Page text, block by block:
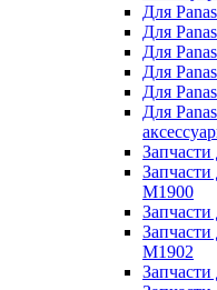
Для
Для
Для
Для
Для
Для
M1900
M1902